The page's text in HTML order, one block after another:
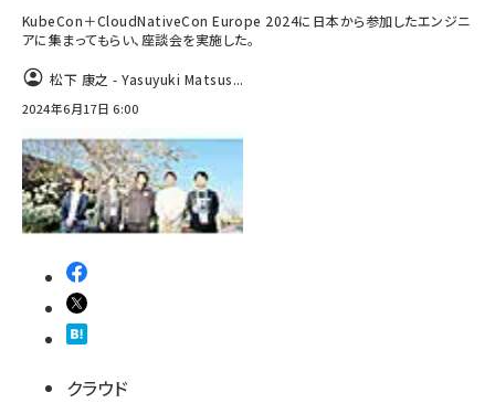
KubeCon＋CloudNativeCon Europe 2024に日本から参加したエンジニ
アに集まってもらい、座談会を実施した。
松下 康之 - Yasuyuki Matsus...
2024年6月17日 6:00
クラウド